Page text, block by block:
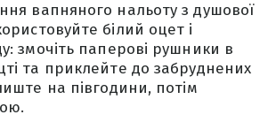
вапняного нальоту з душової
білий оцет і
змочіть паперові рушники в
та приклейте до забруднених
на півгодини, потім